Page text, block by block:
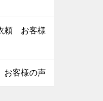
頼 お客様
お客様の声